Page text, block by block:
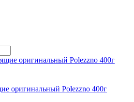
оригинальный Polezzno 400г